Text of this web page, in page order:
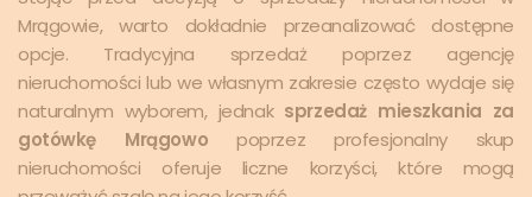
Mrągowie, warto dokładnie przeanalizować dostępne
opcje. Tradycyjna sprzedaż poprzez agencję
nieruchomości lub we własnym zakresie często wydaje się
naturalnym wyborem, jednak sprzedaż mieszkania za
gotówkę Mrągowo poprzez profesjonalny skup
nieruchomości oferuje liczne korzyści, które mogą